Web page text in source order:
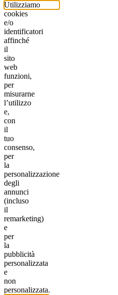
Utilizziamo
cookies
e/o
identificatori
affinché
il
sito
web
funzioni,
per
misurarne
l’utilizzo
e,
con
il
tuo
consenso,
per
la
personalizzazione
degli
annunci
(incluso
il
remarketing)
e
per
la
pubblicità
personalizzata
e
non
personalizzata.